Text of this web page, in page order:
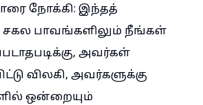
நோக்கி: இந்தத்
சகல பாவங்களிலும் நீங்கள்
அவர்கள்
விலகி, அவர்களுக்கு
ஒன்றையும்